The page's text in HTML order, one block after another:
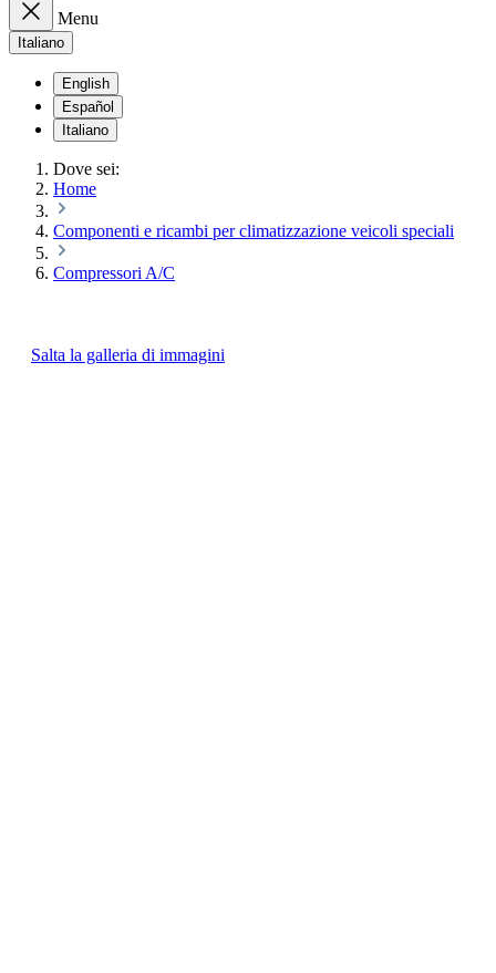
Menu
Italiano
English
Español
Italiano
Dove sei:
Home
Componenti e ricambi per climatizzazione veicoli speciali
Compressori A/C
Salta la galleria di immagini